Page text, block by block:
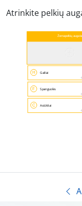
Atrinkite pelkių